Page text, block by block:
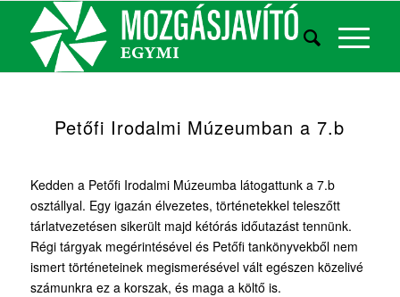
Petőfi Irodalmi Múzeumban a 7.b
Kedden a Petőfi Irodalmi Múzeumba látogattunk a 7.b
osztállyal. Egy igazán élvezetes, történetekkel teleszőtt
tárlatvezetésen sikerült majd kétórás időutazást tennünk.
Régi tárgyak megérintésével és Petőfi tankönyvekből nem
ismert történeteinek megismerésével vált egészen közelivé
számunkra ez a korszak, és maga a költő is.